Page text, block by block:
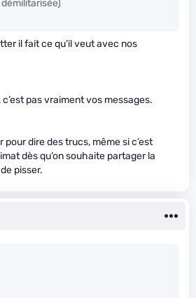
il fait ce qu’il veut avec nos
c’est pas vraiment vos messages.
dire des trucs, même si c’est
dès qu’on souhaite partager la
pisser.